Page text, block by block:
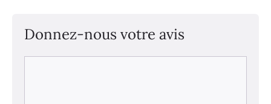
Donnez-nous votre avis